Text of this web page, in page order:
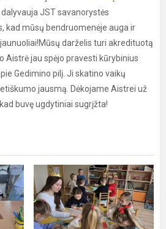
dalyvauja JST savanorystės
kad mūsų bendruomenėje auga ir
darželis turi akredituotą
Aistrė jau spėjo pravesti kūrybinius
Gedimino pilį. Ji skatino vaikų
jausmą. Dėkojame Aistrei už
buvę ugdytiniai sugrįžta!